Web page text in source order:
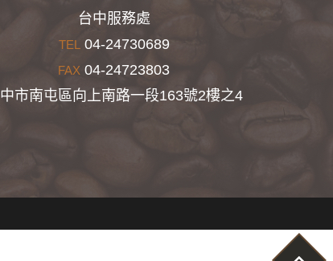
台中服務處
TEL 04-24730689
FAX 04-24723803
市南屯區向上南路一段163號2樓之4